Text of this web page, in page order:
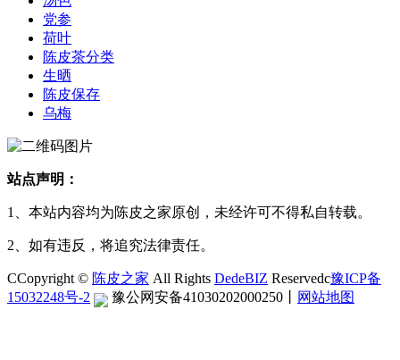
党参
荷叶
陈皮茶分类
生晒
陈皮保存
乌梅
站点声明：
1、本站内容均为陈皮之家原创，未经许可不得私自转载。
2、如有违反，将追究法律责任。
CCopyright © 陈皮之家 All Rights DedeBIZ Reservedc豫ICP备
15032248号-2
豫公网安备41030202000250 网站地图